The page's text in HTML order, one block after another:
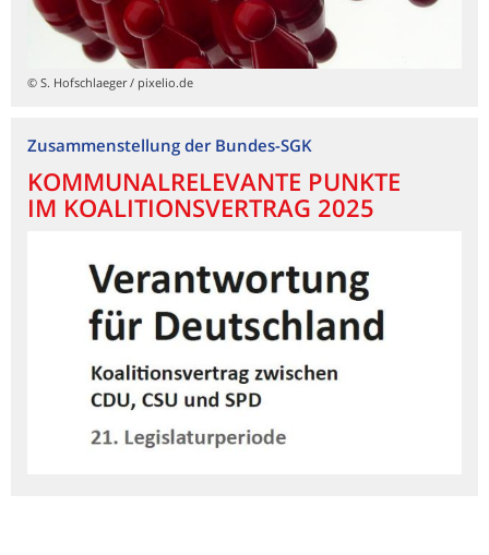
© S. Hofschlaeger / pixelio.de
Zusammenstellung der Bundes-SGK
KOMMUNALRELEVANTE PUNKTE
IM KOALITIONSVERTRAG 2025